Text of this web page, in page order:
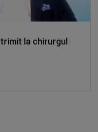
la chirurgul